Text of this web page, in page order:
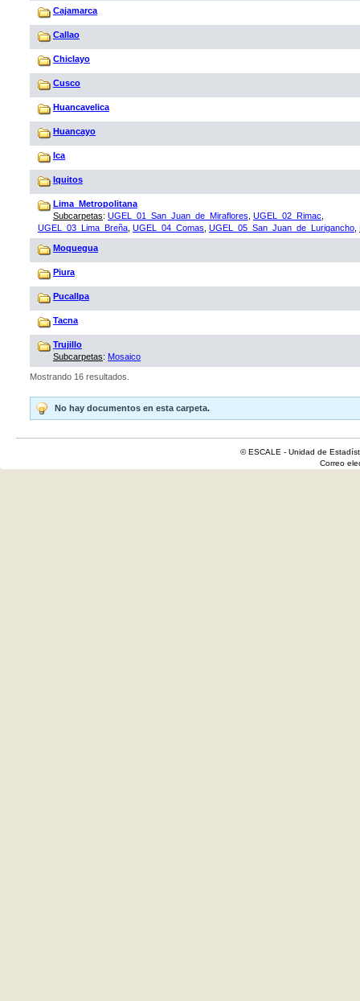
Cajamarca
Callao
Chiclayo
Cusco
Huancavelica
Huancayo
Ica
Iquitos
Lima_Metropolitana
Subcarpetas: UGEL_01_San_Juan_de_Miraflores UGEL_02_Rimac
UGEL_03_Lima_Breña UGEL_04_Comas UGEL_05_San_Juan_de_Lurigancho
Moquegua
Piura
Pucallpa
Tacna
Trujillo
Subcarpetas: Mosaico
Mostrando 16 resultados.
No hay documentos en esta carpeta.
© ESCALE - Unidad de
Correo